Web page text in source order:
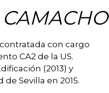
con cargo
CA2 de la US.
(2013) y
Sevilla en 2015.